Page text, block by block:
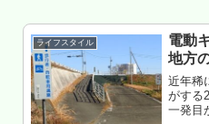
か...
ライフスタイル
電動
地方
近年稀
がする
一発目